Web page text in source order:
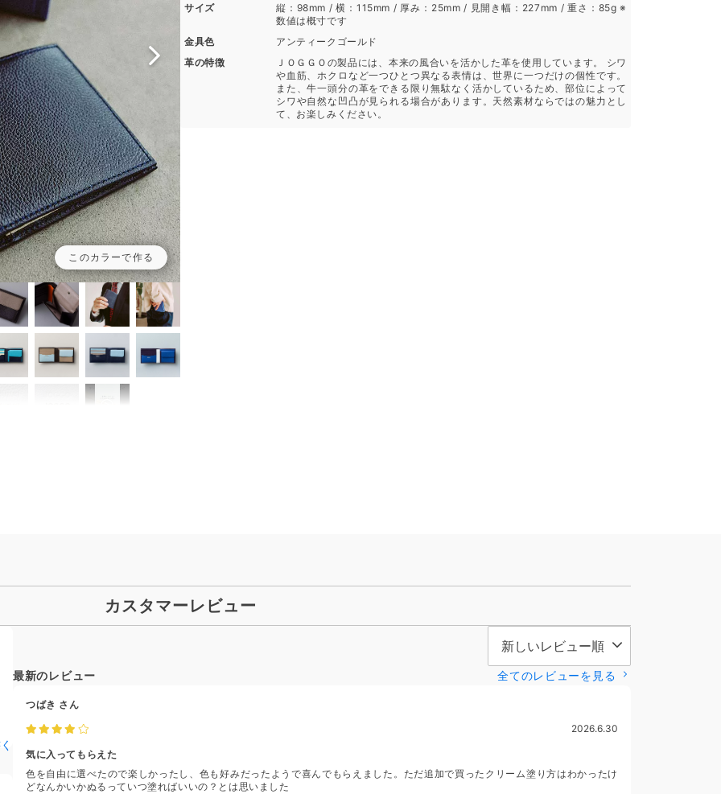
このカラーで作る
サイズ
縦：98mm / 横：115mm / 厚み：25mm / 見開き幅：227mm / 重さ：85g ※
数値は概寸です
金具色
アンティークゴールド
革の特徴
ＪＯＧＧＯの製品には、本来の風合いを活かした革を使用しています。 シワ
や血筋、ホクロなど一つひとつ異なる表情は、世界に一つだけの個性です。
また、牛一頭分の革をできる限り無駄なく活かしているため、部位によって
シワや自然な凹凸が見られる場合があります。天然素材ならではの魅力とし
て、お楽しみください。
カスタマーレビュー
最新のレビュー 全てのレビューを見る
つばき さん
2026.6.30
気に入ってもらえた
色を自由に選べたので楽しかったし、色も好みだったようで喜んでもらえました。ただ追加で買ったクリーム塗り方はわかったけ
どなんかいかぬるっていつ塗ればいいの？とは思いました